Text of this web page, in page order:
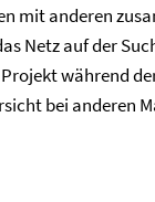
mit anderen
auf der
während
bei anderen